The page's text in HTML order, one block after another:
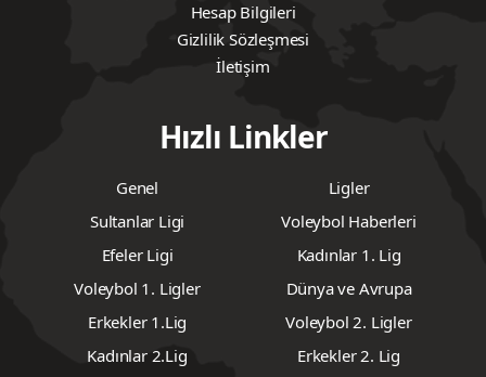
Hesap Bilgileri
Gizlilik Sözleşmesi
İletişim
Hızlı Linkler
Genel
Ligler
Sultanlar Ligi
Voleybol Haberleri
Efeler Ligi
Kadınlar 1. Lig
Voleybol 1. Ligler
Dünya ve Avrupa
Erkekler 1.Lig
Voleybol 2. Ligler
Kadınlar 2.Lig
Erkekler 2. Lig